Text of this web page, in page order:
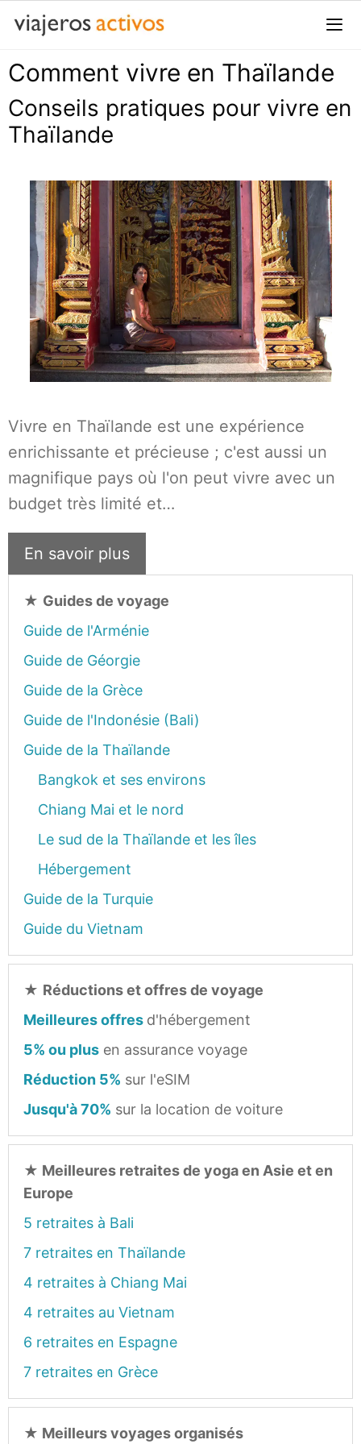
Passer
contenu
Comment vivre en Thaïlande
Conseils pratiques pour vivre en
Thaïlande
Vivre en Thaïlande est une expérience
enrichissante et précieuse ; c'est aussi un
magnifique pays où l'on peut vivre avec un
budget très limité et…
En savoir plus
★ Guides de voyage
Guide de l'Arménie
Guide de Géorgie
Guide de la Grèce
Guide de l'Indonésie (Bali)
Guide de la Thaïlande
Bangkok et ses environs
Chiang Mai et le nord
Le sud de la Thaïlande et les îles
Hébergement
Guide de la Turquie
Guide du Vietnam
★ Réductions et offres de voyage
Meilleures offres d'hébergement
5% ou plus en assurance voyage
Réduction 5% sur l'eSIM
Jusqu'à 70% sur la location de voiture
★ Meilleures retraites de yoga en Asie et en
Europe
5 retraites à Bali
7 retraites en Thaïlande
4 retraites à Chiang Mai
4 retraites au Vietnam
6 retraites en Espagne
7 retraites en Grèce
★ Meilleurs voyages organisés